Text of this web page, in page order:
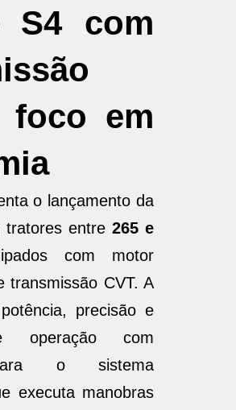
S4 com
foco em
o lançamento da
tratores entre265 e
com motor
transmissão CVT. A
precisão e
operação com
o sistema
executa manobras